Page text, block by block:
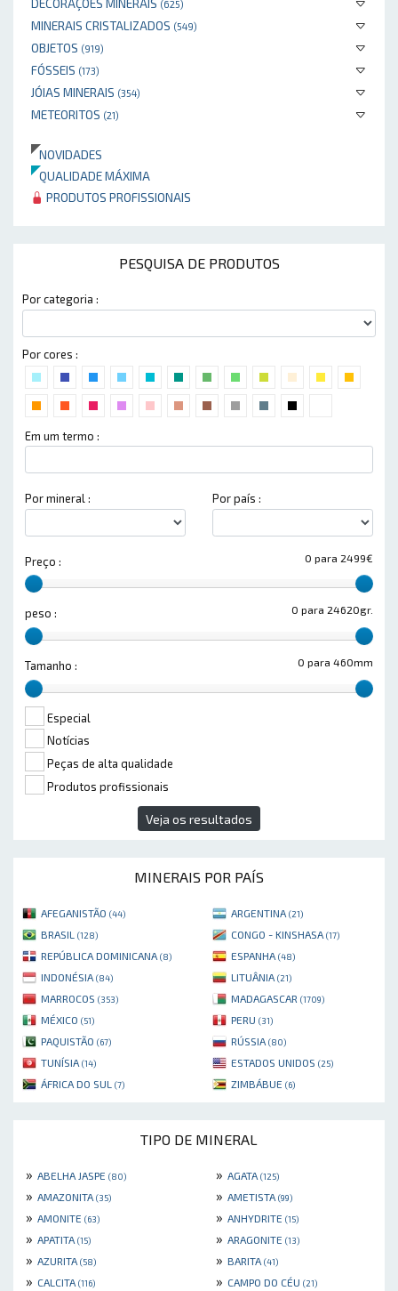
DECORAÇÕES MINERAIS (625)
MINERAIS CRISTALIZADOS (549)
OBJETOS (919)
FÓSSEIS (173)
JÓIAS MINERAIS (354)
METEORITOS (21)
NOVIDADES
QUALIDADE MÁXIMA
PRODUTOS PROFISSIONAIS
PESQUISA DE PRODUTOS
Por categoria :
Por cores :
Em um termo :
Por mineral : Por país :
0 para 2499€
Preço :
0 para 24620gr.
peso :
0 para 460mm
Tamanho :
Especial
Notícias
Peças de alta qualidade
Produtos profissionais
Veja os resultados
MINERAIS POR PAÍS
AFEGANISTÃO (44) ARGENTINA (21)
BRASIL (128) CONGO - KINSHASA (17)
REPÚBLICA DOMINICANA (8) ESPANHA (48)
INDONÉSIA (84) LITUÂNIA (21)
MARROCOS (353) MADAGASCAR (1709)
MÉXICO (51) PERU (31)
PAQUISTÃO (67) RÚSSIA (80)
TUNÍSIA (14) ESTADOS UNIDOS (25)
ÁFRICA DO SUL (7) ZIMBÁBUE (6)
TIPO DE MINERAL
» ABELHA JASPE (80) » AGATA (125)
» AMAZONITA (35) » AMETISTA (99)
» AMONITE (63) » ANHYDRITE (15)
» APATITA (15) » ARAGONITE (13)
» AZURITA (58) » BARITA (41)
» CALCITA (116) » CAMPO DO CÉU (21)